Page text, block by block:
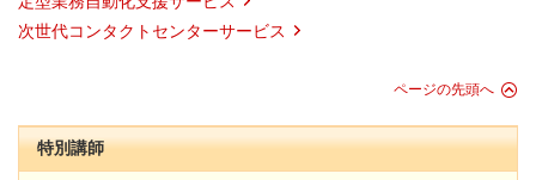
次世代コンタクトセンターサービス
ページの先頭へ
特別講師